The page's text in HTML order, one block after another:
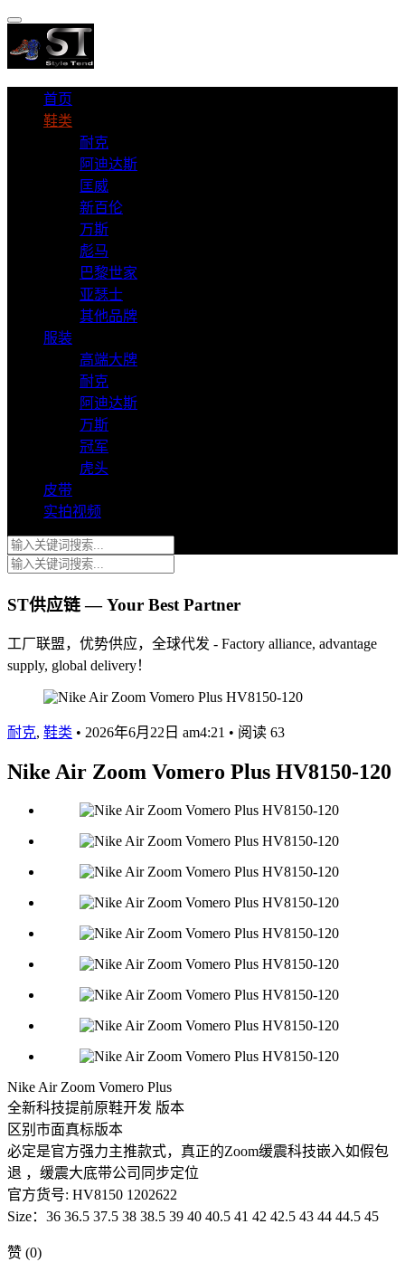
首页
鞋类
耐克
阿迪达斯
匡威
新百伦
万斯
彪马
巴黎世家
亚瑟士
其他品牌
服装
高端大牌
耐克
阿迪达斯
万斯
冠军
虎头
皮带
实拍视频
ST供应链 — Your Best Partner
工厂联盟，优势供应，全球代发 - Factory alliance, advantage
supply, global delivery！
耐克, 鞋类 • 2026年6月22日 am4:21 • 阅读 63
Nike Air Zoom Vomero Plus HV8150-120
Nike Air Zoom Vomero Plus
全新科技提前原鞋开发 版本
区别市面真标版本
必定是官方强力主推款式，真正的Zoom缓震科技嵌入如假包
退 ，缓震大底带公司同步定位
官方货号: HV8150 1202622
Size：36 36.5 37.5 38 38.5 39 40 40.5 41 42 42.5 43 44 44.5 45
赞 (0)